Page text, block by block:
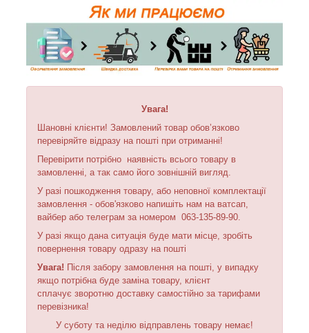
Увага!
Шановні клієнти! Замовлений товар обов’язково
перевіряйте відразу на пошті при отриманні!
Перевірити потрібно наявність всього товару в
замовленні, а так само його зовнішній вигляд.
У разі пошкодження товару, або неповної комплектації
замовлення - обов'язково напишіть нам на ватсап,
вайбер або телеграм за номером 063-135-89-90.
У разі якщо дана ситуація буде мати місце, зробіть
повернення товару одразу на пошті
Увага! Після забору замовлення на пошті, у випадку
якщо потрібна буде заміна товару, клієнт
сплачує зворотню доставку самостійно за тарифами
перевізника!
У суботу та неділю відправлень товару немає!